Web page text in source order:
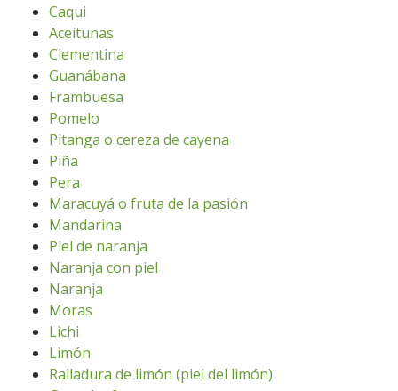
Caqui
Aceitunas
Clementina
Guanábana
Frambuesa
Pomelo
Pitanga o cereza de cayena
Piña
Pera
Maracuyá o fruta de la pasión
Mandarina
Piel de naranja
Naranja con piel
Naranja
Moras
Lichi
Limón
Ralladura de limón (piel del limón)